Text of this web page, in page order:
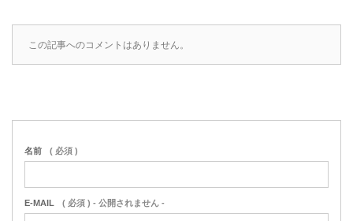
この記事へのコメントはありません。
名前 ( 必須 )
E-MAIL ( 必須 ) - 公開されません -